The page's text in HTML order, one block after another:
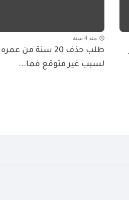
منذ 4 سنة
طلب حذف 20 سنة من عمره
لسبب غير متوقع فما...